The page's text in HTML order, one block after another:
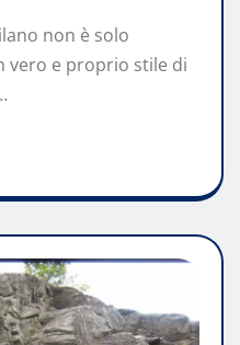
non è solo
vero e proprio stile di